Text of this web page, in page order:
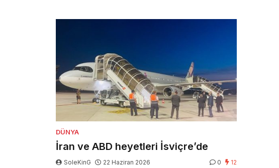
DÜNYA
İran ve ABD heyetleri İsviçre’de
SoleKinG 22 Haziran 2026 0 12